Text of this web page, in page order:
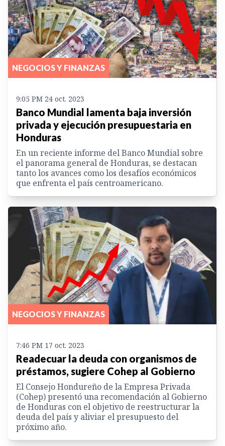
NEGOCIOS Y FINANZAS
9:05 PM 24 oct. 2023
Banco Mundial lamenta baja inversión
privada y ejecución presupuestaria en
Honduras
En un reciente informe del Banco Mundial sobre
el panorama general de Honduras, se destacan
tanto los avances como los desafíos económicos
que enfrenta el país centroamericano.
NEGOCIOS Y FINANZAS
7:46 PM 17 oct. 2023
Readecuar la deuda con organismos de
préstamos, sugiere Cohep al Gobierno
El Consejo Hondureño de la Empresa Privada
(Cohep) presentó una recomendación al Gobierno
de Honduras con el objetivo de reestructurar la
deuda del país y aliviar el presupuesto del
próximo año.